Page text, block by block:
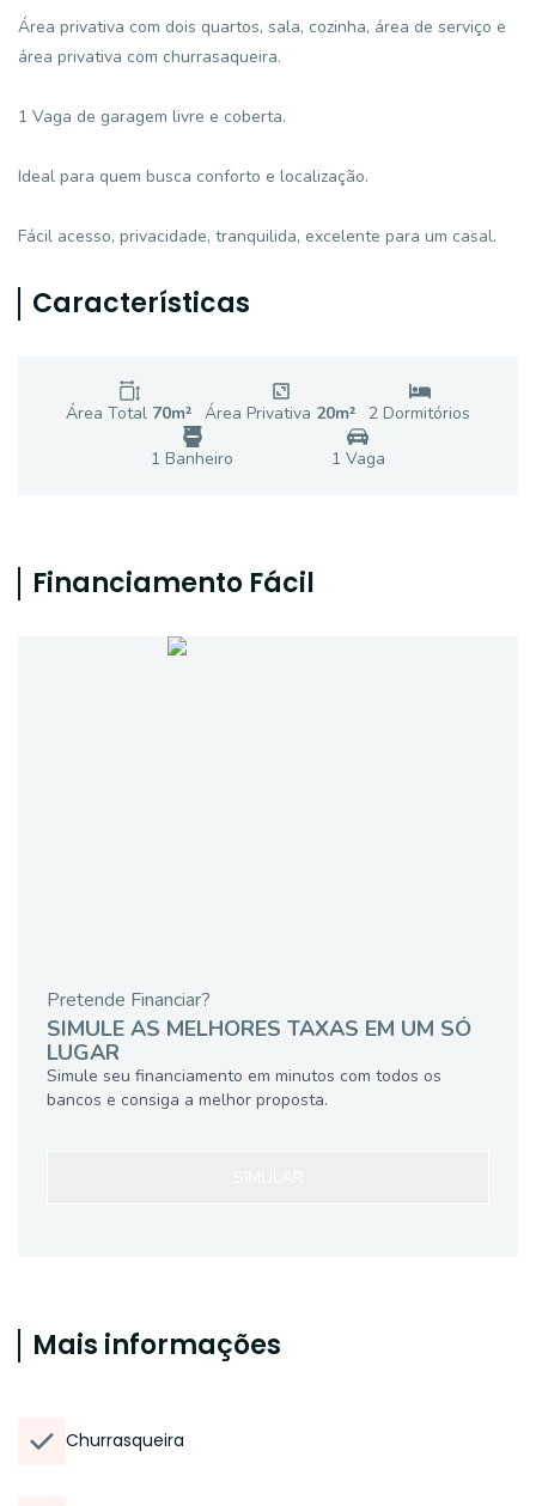
Área privativa com dois quartos, sala, cozinha, área de serviço e
área privativa com churrasaqueira.
1 Vaga de garagem livre e coberta.
Ideal para quem busca conforto e localização.
Fácil acesso, privacidade, tranquilida, excelente para um casal.
Características
Área Total 70m² Área Privativa 20m² 2 Dormitórios
1 Banheiro 1 Vaga
Financiamento Fácil
Pretende Financiar?
SIMULE AS MELHORES TAXAS EM UM SÓ
LUGAR
Simule seu financiamento em minutos com todos os
bancos e consiga a melhor proposta.
Mais informações
Churrasqueira